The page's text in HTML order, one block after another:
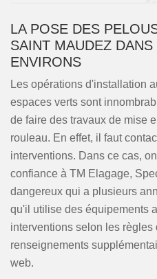
LA POSE DES
SAINT MAUDEZ
ENVIRONS
Les opérations d'installation
espaces verts sont
de faire des travaux de mise
rouleau. En effet, il faut
interventions. Dans ce cas,
confiance à TM Elagage,
dangereux qui a plusieurs
qu'il utilise des équipements
interventions selon les règles
renseignements
web.